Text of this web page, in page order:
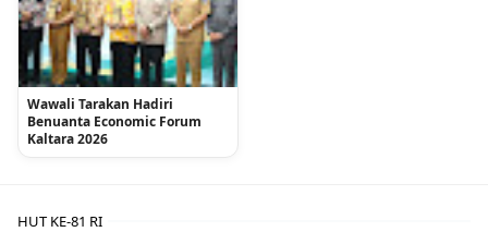
Wawali Tarakan Hadiri
Benuanta Economic Forum
Kaltara 2026
HUT KE-81 RI